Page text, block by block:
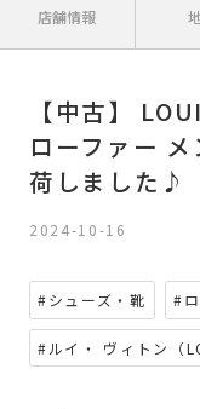
店舗情報
【中古】
ローファー
荷しました♪
2024-10-16
#シューズ・靴 #
#ルイ・ ヴィトン（